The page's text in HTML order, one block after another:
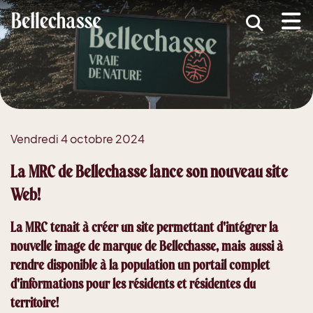
(MRC )
(Développement économique )
(Services )
(Guide d'accueil nouveaux arrivants )
Vendredi 4 octobre 2024
La MRC de Bellechasse lance son nouveau site
Web!
La MRC tenait à créer un site permettant d'intégrer la
nouvelle image de marque de Bellechasse, mais aussi à
rendre disponible à la population un portail complet
d'informations pour les résidents et résidentes du
territoire!